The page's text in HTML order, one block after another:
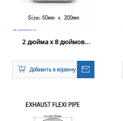
2 дюйма x 8 дюймов
гибкой трубке с гибкой
трубкой выхлопной
трубы
Добавить в корзину